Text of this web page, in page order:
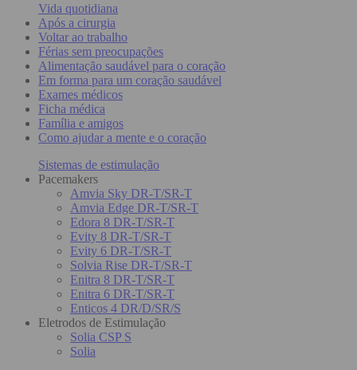
Vida quotidiana
Após a cirurgia
Voltar ao trabalho
Férias sem preocupações
Alimentação saudável para o coração
Em forma para um coração saudável
Exames médicos
Ficha médica
Família e amigos
Como ajudar a mente e o coração
Sistemas de estimulação
Pacemakers
Amvia Sky DR-T/SR-T
Amvia Edge DR-T/SR-T
Edora 8 DR-T/SR-T
Evity 8 DR-T/SR-T
Evity 6 DR-T/SR-T
Solvia Rise DR-T/SR-T
Enitra 8 DR-T/SR-T
Enitra 6 DR-T/SR-T
Enticos 4 DR/D/SR/S
Eletrodos de Estimulação
Solia CSP S
Solia